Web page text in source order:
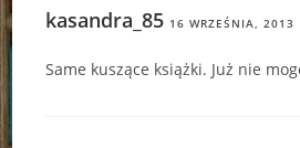
kasandra_85 16 WRZEŚNIA, 2013
Same kuszące książki. Już nie